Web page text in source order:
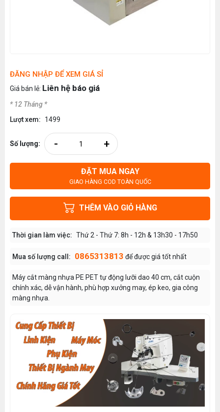
ĐĂNG NHẬP ĐỂ XEM GIÁ SỈ
Giá bán lẻ: Liên hệ báo giá
* 12 Tháng *
Lượt xem:
1499
Số lượng: - +
ĐẶT MUA NGAY
GIAO HÀNG COD TOÀN QUỐC
THÊM VÀO GIỎ HÀNG
Thời gian làm việc: Thứ 2 - Thứ 7: 8h - 12h & 13h30 - 17h50
Mua số lượng call: 0865313813 để được giá tốt nhất
Máy cắt màng nhựa PE PET tự động lưỡi dao 40 cm, cắt cuộn
chính xác, dễ vận hành, phù hợp xưởng may, ép keo, gia công
màng nhựa.